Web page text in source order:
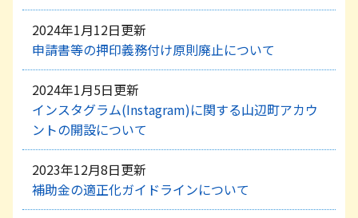
2024年1月12日更新
申請書等の押印義務付け原則廃止について
2024年1月5日更新
インスタグラム(Instagram)に関する山辺町アカウ
ントの開設について
2023年12月8日更新
補助金の適正化ガイドラインについて